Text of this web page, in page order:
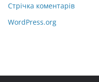
Стрічка коментарів
WordPress.org